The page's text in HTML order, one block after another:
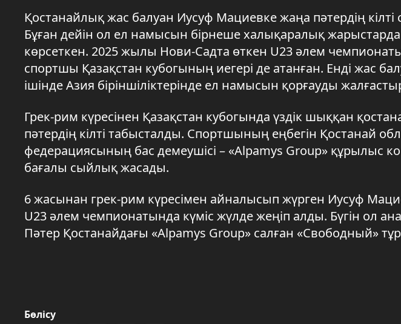
Қостанайлық жас балуан Иусуф Мациевке жаңа пәтердің
Бұған дейін ол ел намысын бірнеше халықаралық
көрсеткен. 2025 жылы Нови-Садта өткен U23 әлем
спортшы Қазақстан кубогының иегері де атанған. Енді жас
ішінде Азия біріншіліктерінде ел намысын қорғауды
Грек-рим күресінен Қазақстан кубогында үздік шыққан
пәтердің кілті табысталды. Спортшының еңбегін Қостанай
федерациясының бас демеушісі – «Alpamys Group» құрылыс
бағалы сыйлық жасады.
6 жасынан грек-рим күресімен айналысып жүрген Иусуф
U23 әлем чемпионатында күміс жүлде жеңіп алды. Бүгін ол
Пәтер Қостанайдағы «Alpamys Group» салған «Свободный»
Бөлісу